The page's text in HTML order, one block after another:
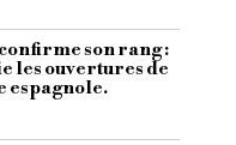
son rang :
les ouvertures de
espagnole.